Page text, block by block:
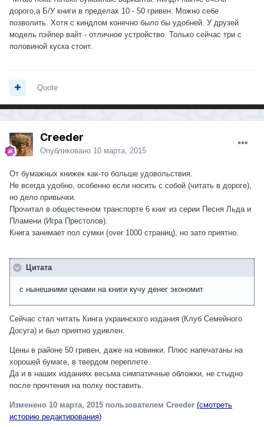
дорого,а Б/У книги в пределах 10 - 50 гривен. Можно себе
позволить. Хотя с киндлом конечно было бы удобней. У друзей
модель пэйпер вайт - отличное устройство. Только сейчас три с
половиной куска стоит.
Quote
Creeder
Опубликовано 10 марта, 2015
От бумажных книжек как-то больше удовольствия.
Не всегда удобно, особенно если носить с собой (читать в дороге),
но дело привычки.
Прочитал в общестенном транспорте 6 книг из серии Песня Льда и
Пламени (Игра Престолов).
Книга занимает пол сумки (over 1000 страниц), но зато приятно.
Цитата
с нынешними ценами на книги кучу денег экономит
Сейчас стал читать Кинга украинского издания (Клуб Семейного
Досуга) и был приятно удивлен.
Цены в районе 50 гривен, даже на новинки. Плюс напечатаны на
хорошей бумаге, в твердом переплете.
Да и в наших изданиях весьма симпатичные обложки, не стыдно
после прочтения на полку поставить.
Изменено 10 марта, 2015 пользователем Creeder (смотреть
историю редактирования)